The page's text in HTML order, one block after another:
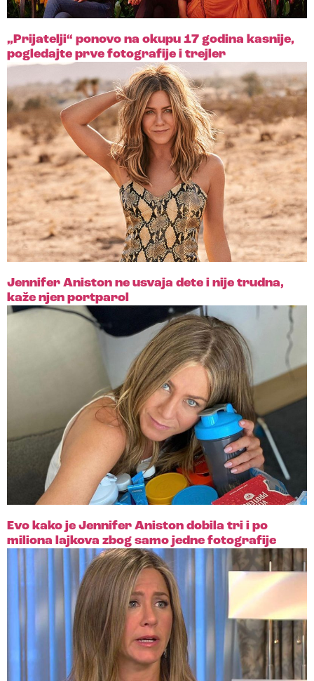
„Prijatelji“ ponovo na okupu 17 godina kasnije,
pogledajte prve fotografije i trejler
Jennifer Aniston ne usvaja dete i nije trudna,
kaže njen portparol
Evo kako je Jennifer Aniston dobila tri i po
miliona lajkova zbog samo jedne fotografije